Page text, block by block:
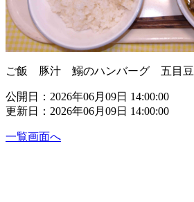
ご飯 豚汁 鰯のハンバーグ 五目豆
公開日：2026年06月09日 14:00:00
更新日：2026年06月09日 14:00:00
一覧画面へ